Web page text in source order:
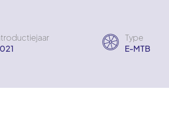
Type
E-MTB